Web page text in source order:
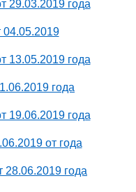
29.03.2019 года
13.05.2019 года
года
19.06.2019 года
от года
28.06.2019 года